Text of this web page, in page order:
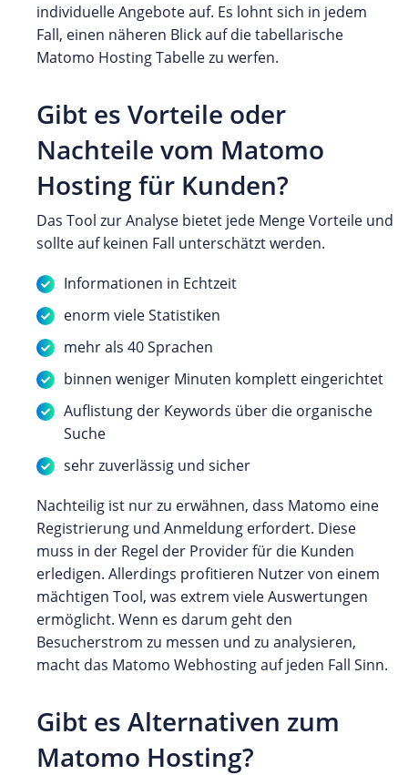
individuelle Angebote auf. Es lohnt sich in jedem
Fall, einen näheren Blick auf die tabellarische
Matomo Hosting Tabelle zu werfen.
Gibt es Vorteile oder
Nachteile vom Matomo
Hosting für Kunden?
Das Tool zur Analyse bietet jede Menge Vorteile und
sollte auf keinen Fall unterschätzt werden.
Informationen in Echtzeit
enorm viele Statistiken
mehr als 40 Sprachen
binnen weniger Minuten komplett eingerichtet
Auflistung der Keywords über die organische
Suche
sehr zuverlässig und sicher
Nachteilig ist nur zu erwähnen, dass Matomo eine
Registrierung und Anmeldung erfordert. Diese
muss in der Regel der Provider für die Kunden
erledigen. Allerdings profitieren Nutzer von einem
mächtigen Tool, was extrem viele Auswertungen
ermöglicht. Wenn es darum geht den
Besucherstrom zu messen und zu analysieren,
macht das Matomo Webhosting auf jeden Fall Sinn.
Gibt es Alternativen zum
Matomo Hosting?